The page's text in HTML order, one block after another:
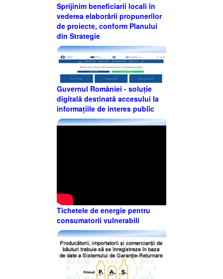
Sprijinim beneficiarii locali în
vederea elaborării propunerilor
de proiecte, conform Planului
din Strategie
Guvernul României - soluție
digitală destinată accesului la
informațiile de interes public
Tichetele de energie pentru
consumatorii vulnerabili